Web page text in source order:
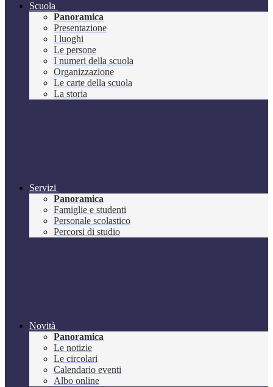
Scuola
Panoramica
Presentazione
I luoghi
Le persone
I numeri della scuola
Organizzazione
Le carte della scuola
La storia
Servizi
Panoramica
Famiglie e studenti
Personale scolastico
Percorsi di studio
Novità
Panoramica
Le notizie
Le circolari
Calendario eventi
Albo online